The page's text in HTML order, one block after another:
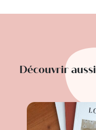
Découvrir aussi